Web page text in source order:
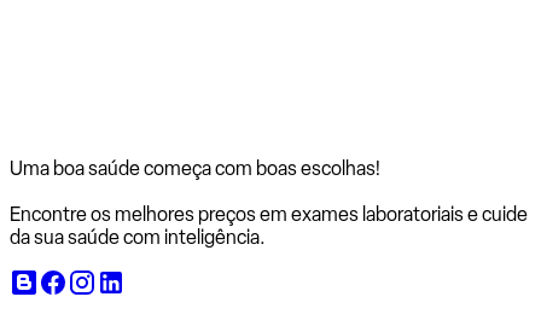
Uma boa saúde começa com boas escolhas!
Encontre os melhores preços em exames laboratoriais e cuide
da sua saúde com inteligência.